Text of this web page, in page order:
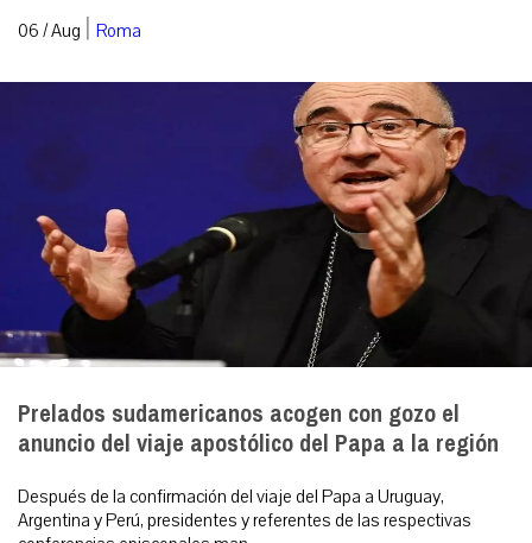
06 / Aug | Roma
Prelados sudamericanos acogen con gozo el
anuncio del viaje apostólico del Papa a la región
Después de la confirmación del viaje del Papa a Uruguay,
Argentina y Perú, presidentes y referentes de las respectivas